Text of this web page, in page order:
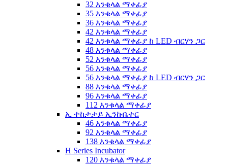
32 እንቁላል ማቀፊያ
35 እንቁላል ማቀፊያ
36 እንቁላል ማቀፊያ
42 እንቁላል ማቀፊያ
42 እንቁላል ማቀፊያ ከ LED ብርሃን ጋር
48 እንቁላል ማቀፊያ
52 እንቁላል ማቀፊያ
56 እንቁላል ማቀፊያ
56 እንቁላል ማቀፊያ ከ LED ብርሃን ጋር
88 እንቁላል ማቀፊያ
96 እንቁላል ማቀፊያ
112 እንቁላል ማቀፊያ
ኢ ተከታታይ ኢንኩቤተር
46 እንቁላል ማቀፊያ
92 እንቁላል ማቀፊያ
138 እንቁላል ማቀፊያ
H Series Incubator
120 እንቁላል ማቀፊያ